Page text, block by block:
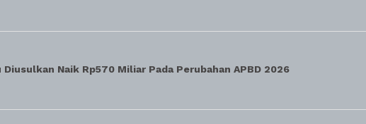
Diusulkan Naik Rp570 Miliar Pada Perubahan APBD 2026